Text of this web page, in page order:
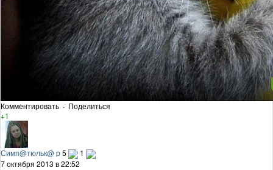
Комментировать · Поделиться
+1
Симп@тюльк@ p5
1
7 октября 2013 в 22:52